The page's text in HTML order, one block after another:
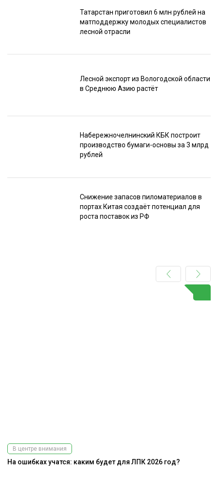
Татарстан приготовил 6 млн рублей на
матподдержку молодых специалистов
лесной отрасли
Лесной экспорт из Вологодской области
в Среднюю Азию растёт
Набережночелнинский КБК построит
производство бумаги-основы за 3 млрд
рублей
Снижение запасов пиломатериалов в
портах Китая создаёт потенциал для
роста поставок из РФ
В центре внимания
На ошибках учатся: каким будет для ЛПК 2026 год?